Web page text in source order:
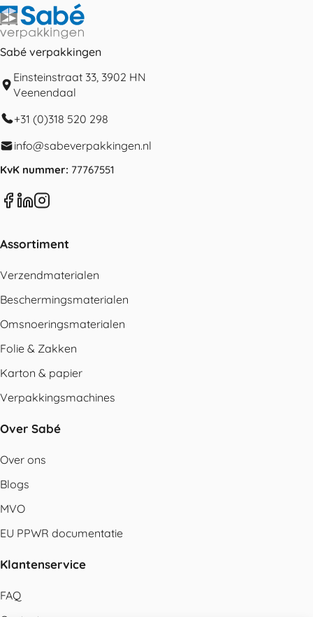
Sabé verpakkingen
Einsteinstraat 33, 3902 HN
Veenendaal
+31 (0)318 520 298
info@sabeverpakkingen.nl
KvK nummer: 77767551
Assortiment
Verzendmaterialen
Beschermingsmaterialen
Omsnoeringsmaterialen
Folie & Zakken
Karton & papier
Verpakkingsmachines
Over Sabé
Over ons
Blogs
MVO
EU PPWR documentatie
Klantenservice
FAQ